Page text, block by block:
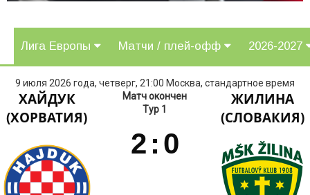
Лига Европы Матчи / плей-офф 2026-2027
9 июля 2026 года, четверг, 21:00 Москва, стандартное время
ХАЙДУК
(ХОРВАТИЯ)
Матч окончен
Тур 1
2 : 0
ЖИЛИНА
(СЛОВАКИЯ)